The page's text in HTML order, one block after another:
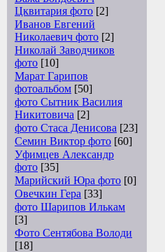
Цквитария фото [2]
Иванов Евгений
Николаевич фото [2]
Николай Заводчиков
фото [10]
Марат Гарипов
фотоальбом [50]
фото Сытник Василия
Никитовича [2]
фото Стаса Денисова [23]
Семин Виктор фото [60]
Уфимцев Александр
фото [35]
Марийский Юра фото [0]
Овечкин Гера [33]
фото Шарипов Илькам
[3]
Фото Сентябова Володи
[18]